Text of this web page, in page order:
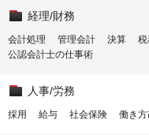
経理/財務
会計処理 管理会計 決算 税
公認会計士の仕事術
人事/労務
採用 給与 社会保険 働き